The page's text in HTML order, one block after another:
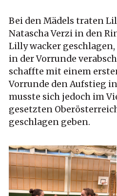
Bei den Mädels traten
Natascha Verzi in den
Lilly wacker
in der Vorrunde
schaffte mit einem
Vorrunde den Aufstieg
musste sich jedoch im
gesetzten
geschlagen geben.